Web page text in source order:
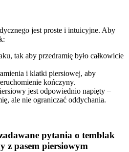
jest proste i intuicyjne. Aby
tak aby przedramię było całkowicie
i klatki piersiowej, aby
kończyny.
jest odpowiednio napięty –
ale nie ograniczać oddychania.
pytania o temblak
z pasem piersiowym